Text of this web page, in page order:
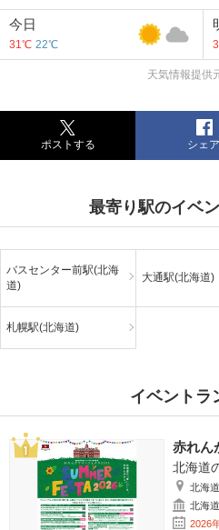
今日
31℃ 22℃
天気情報提供
ポストする シェア
最寄り駅のイベ
バスセンター前駅(北海
道)
大通駅(北海道)
札幌駅(北海道)
イベントラ
赤れん
北海道
北海道
北海
2026